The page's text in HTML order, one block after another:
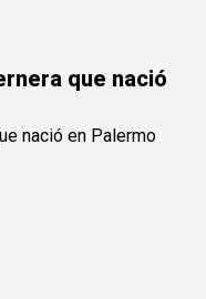
que nació